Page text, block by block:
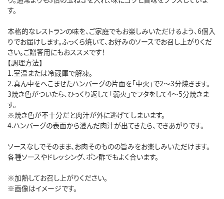
す。
本格的なレストランの味を、ご家庭でもお楽しみいただけるよう、6個入
りでお届けします。ふっくら焼いて、お好みのソースでお召し上がりくだ
さい。ご贈答用にもおススメです！
【調理方法】
1.室温または冷蔵庫で解凍。
2.真ん中をへこませたハンバーグの片面を「中火」で2～3分焼きます。
3焼き色がついたら、ひっくり返して「弱火」でフタをして4～5分焼きま
す。
※焼き色が不十分だと肉汁が外に逃げてしまいます。
4.ハンバーグの表面から澄んだ肉汁が出てきたら、できあがりです。
ソースなしでそのまま、お肉そのものの旨みをお楽しみいただけます。
各種ソースやドレッシング、ポン酢でもよく合います。
※加熱してお召し上がりください。
※画像はイメージです。